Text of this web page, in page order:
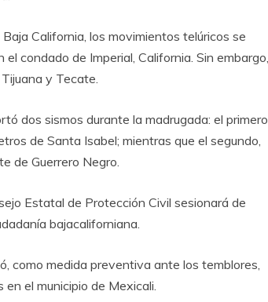
California, los movimientos telúricos se
condado de Imperial, California. Sin embargo,
y Tecate.
dos sismos durante la madrugada: el primero,
de Santa Isabel; mientras que el segundo,
de Guerrero Negro.
Estatal de Protección Civil sesionará de
bajacaliforniana.
como medida preventiva ante los temblores,
el municipio de Mexicali.